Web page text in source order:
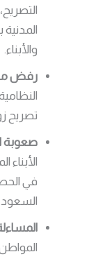
والأبناء.
رفض
تصريح
صعوبة
في